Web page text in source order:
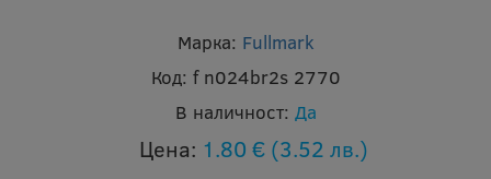
Марка: Fullmark
Код: f n024br2s 2770
В наличност: Да
Цена: 1.80 € (3.52 лв.)